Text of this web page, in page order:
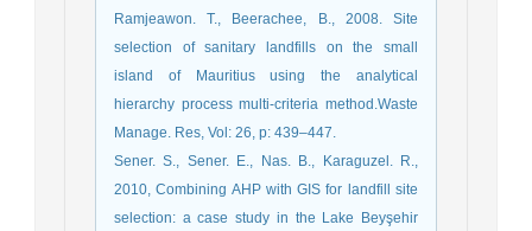
Ramjeawon. T., Beerachee, B., 2008. Site
selection of sanitary landfills on the small
island of Mauritius using the analytical
hierarchy process multi-criteria method.Waste
Manage. Res, Vol: 26, p: 439–447.
Sener. S., Sener. E., Nas. B., Karaguzel. R.,
2010, Combining AHP with GIS for landfill site
selection: a case study in the Lake Beyşehir